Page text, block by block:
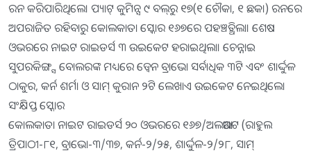
ରନ କରିପାରିଥିଲେ। ପ୍ୟାଟ୍‌ କୁମିନ୍ସ ୯ ବଲ୍‌ରୁ ୧୭(୧ ଚୌକା, ୧ ଛକା) ରନରେ
ଅପରାଜିତ ରହିବାରୁ କୋଲକାତା ସ୍କୋର ୧୬୭ରେ ପହଞ୍ଚତ୍ଥିଲା। ଶେଷ
ଓଭରରେ ନାଇଟ ରାଇଡର୍ସ ୩ ଉଇକେଟ ହରାଇଥିଲା। ଚେନ୍ନାଇ
ସୁପରକିଙ୍ଗ୍ସ ବୋଲରଙ୍କ ମଧ୍ୟରେ ଡ୍ବେନ ବ୍ରାଭୋ ସର୍ବାଧିକ ୩ଟି ଏବଂ ଶାର୍ଦ୍ଦୁଳ
ଠାକୁର, କର୍ନ ଶର୍ମା ଓ ସାମ୍‌ କୁରାନ ୨ଟି ଲେଖାଏ ଉଇକେଟ ନେଇଥିଲେ।
ସଂକ୍ଷିପ୍ତ ସ୍କୋର
କୋଲକାତା ନାଇଟ ରାଇଡର୍ସ ୨୦ ଓଭରରେ ୧୬୭/ଅଲଆଉଟ (ରାହୁଲ
ତ୍ରିପାଠୀ-୮୧, ବ୍ରାଭୋ-୩/୩୭, କର୍ନ-୨/୨୫, ଶାର୍ଦ୍ଦୁଳ-୨/୨୮, ସାମ୍‌